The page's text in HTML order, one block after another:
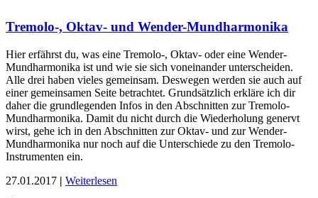
Tremolo-, Oktav- und Wender-Mundharmonika
Hier erfährst du, was eine Tremolo-, Oktav- oder eine Wender-
Mundharmonika ist und wie sie sich voneinander unterscheiden.
Alle drei haben vieles gemeinsam. Deswegen werden sie auch auf
einer gemeinsamen Seite betrachtet. Grundsätzlich erkläre ich dir
daher die grundlegenden Infos in den Abschnitten zur Tremolo-
Mundharmonika. Damit du nicht durch die Wiederholung genervt
wirst, gehe ich in den Abschnitten zur Oktav- und zur Wender-
Mundharmonika nur noch auf die Unterschiede zu den Tremolo-
Instrumenten ein.
27.01.2017 | Weiterlesen